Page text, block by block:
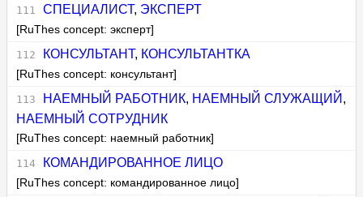
СПЕЦИАЛИСТ, ЭКСПЕРТ
[RuThes concept: эксперт]
КОНСУЛЬТАНТ, КОНСУЛЬТАНТКА
[RuThes concept: консультант]
НАЕМНЫЙ РАБОТНИК, НАЕМНЫЙ СЛУЖАЩИЙ ,
НАЕМНЫЙ СОТРУДНИК
[RuThes concept: наемный работник]
КОМАНДИРОВАННОЕ ЛИЦО
[RuThes concept: командированное лицо]